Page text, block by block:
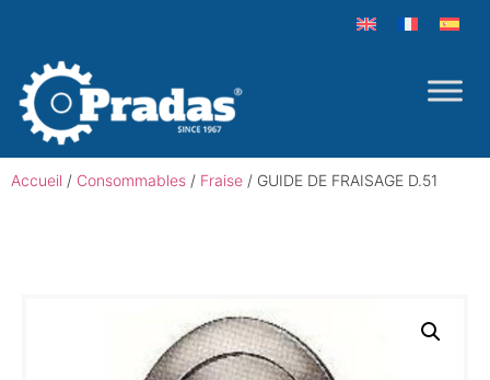
Accueil / Consommables / Fraise / GUIDE DE FRAISAGE D.51